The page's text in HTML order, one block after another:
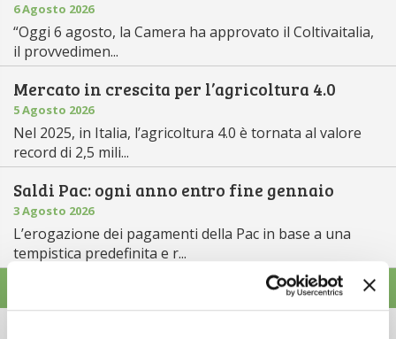
6 Agosto 2026
“Oggi 6 agosto, la Camera ha approvato il Coltivaitalia,
il provvedimen...
Mercato in crescita per l’agricoltura 4.0
5 Agosto 2026
Nel 2025, in Italia, l’agricoltura 4.0 è tornata al valore
record di 2,5 mili...
Saldi Pac: ogni anno entro fine gennaio
3 Agosto 2026
L’erogazione dei pagamenti della Pac in base a una
tempistica predefinita e r...